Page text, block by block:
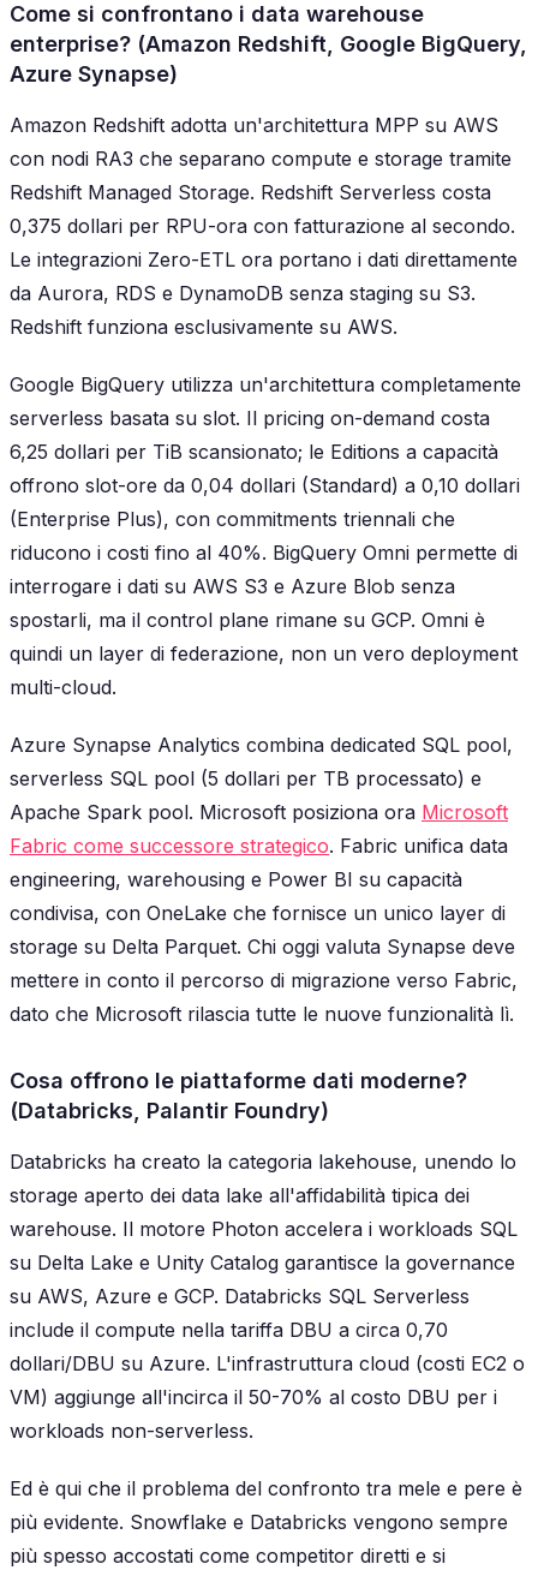
Come si confrontano i data warehouse
enterprise? (Amazon Redshift, Google BigQuery,
Azure Synapse)
Amazon Redshift adotta un'architettura MPP su AWS
con nodi RA3 che separano compute e storage tramite
Redshift Managed Storage. Redshift Serverless costa
0,375 dollari per RPU-ora con fatturazione al secondo.
Le integrazioni Zero-ETL ora portano i dati direttamente
da Aurora, RDS e DynamoDB senza staging su S3.
Redshift funziona esclusivamente su AWS.
Google BigQuery utilizza un'architettura completamente
serverless basata su slot. Il pricing on-demand costa
6,25 dollari per TiB scansionato; le Editions a capacità
offrono slot-ore da 0,04 dollari (Standard) a 0,10 dollari
(Enterprise Plus), con commitments triennali che
riducono i costi fino al 40%. BigQuery Omni permette di
interrogare i dati su AWS S3 e Azure Blob senza
spostarli, ma il control plane rimane su GCP. Omni è
quindi un layer di federazione, non un vero deployment
multi-cloud.
Azure Synapse Analytics combina dedicated SQL pool,
serverless SQL pool (5 dollari per TB processato) e
Apache Spark pool. Microsoft posiziona ora Microsoft
Fabric come successore strategico. Fabric unifica data
engineering, warehousing e Power BI su capacità
condivisa, con OneLake che fornisce un unico layer di
storage su Delta Parquet. Chi oggi valuta Synapse deve
mettere in conto il percorso di migrazione verso Fabric,
dato che Microsoft rilascia tutte le nuove funzionalità lì.
Cosa offrono le piattaforme dati moderne?
(Databricks, Palantir Foundry)
Databricks ha creato la categoria lakehouse, unendo lo
storage aperto dei data lake all'affidabilità tipica dei
warehouse. Il motore Photon accelera i workloads SQL
su Delta Lake e Unity Catalog garantisce la governance
su AWS, Azure e GCP. Databricks SQL Serverless
include il compute nella tariffa DBU a circa 0,70
dollari/DBU su Azure. L'infrastruttura cloud (costi EC2 o
VM) aggiunge all'incirca il 50-70% al costo DBU per i
workloads non-serverless.
Ed è qui che il problema del confronto tra mele e pere è
più evidente. Snowflake e Databricks vengono sempre
più spesso accostati come competitor diretti e si